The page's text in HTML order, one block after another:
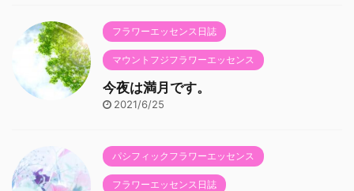
フラワーエッセンス日誌
マウントフジフラワーエッセンス
今夜は満月です。
2021/6/25
パシフィックフラワーエッセンス
フラワーエッセンス日誌